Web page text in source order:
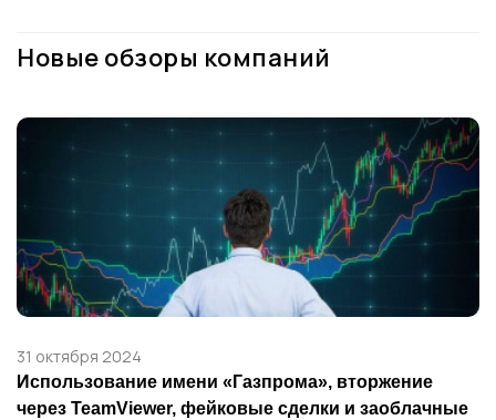
Новые обзоры компаний
31 октября 2024
Использование имени «Газпрома», вторжение
через TeamViewer, фейковые сделки и заоблачные